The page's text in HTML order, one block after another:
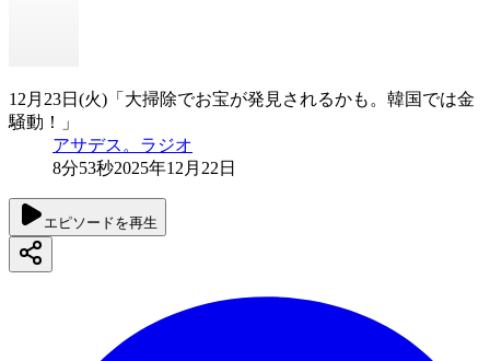
12月23日(火)「大掃除でお宝が発見されるかも。韓国では金
騒動！」
アサデス。ラジオ
8分53秒2025年12月22日
エピソードを再生